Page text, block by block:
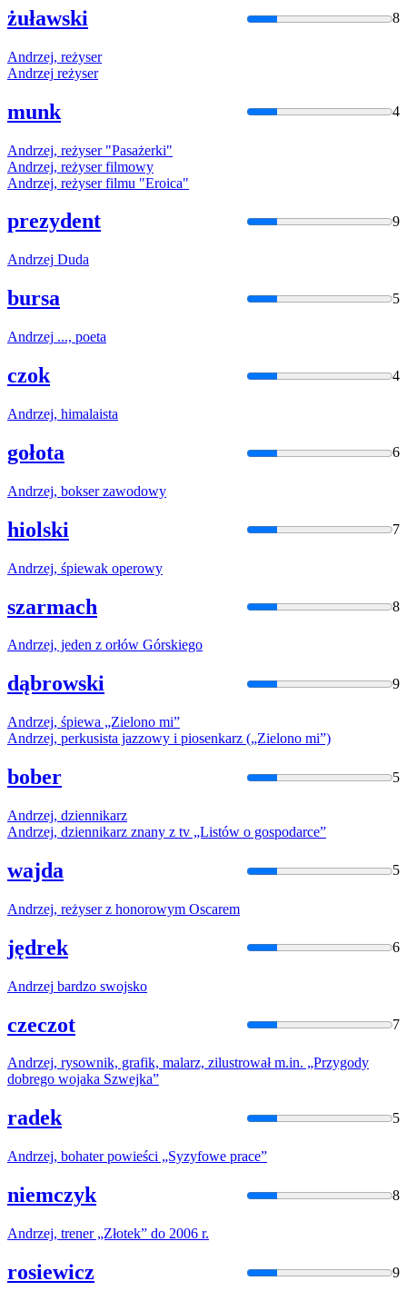
żuławski 8
Andrzej, reżyser
Andrzej reżyser
munk 4
Andrzej, reżyser "Pasażerki"
Andrzej, reżyser filmowy
Andrzej, reżyser filmu "Eroica"
prezydent 9
Andrzej Duda
bursa 5
Andrzej ..., poeta
czok 4
Andrzej, himalaista
gołota 6
Andrzej, bokser zawodowy
hiolski 7
Andrzej, śpiewak operowy
szarmach 8
Andrzej, jeden z orłów Górskiego
dąbrowski 9
Andrzej, śpiewa „Zielono mi”
Andrzej, perkusista jazzowy i piosenkarz („Zielono mi”)
bober 5
Andrzej, dziennikarz
Andrzej, dziennikarz znany z tv „Listów o gospodarce”
wajda 5
Andrzej, reżyser z honorowym Oscarem
jędrek 6
Andrzej bardzo swojsko
czeczot 7
Andrzej, rysownik, grafik, malarz, zilustrował m.in. „Przygody
dobrego wojaka Szwejka”
radek 5
Andrzej, bohater powieści „Syzyfowe prace”
niemczyk 8
Andrzej, trener „Złotek” do 2006 r.
rosiewicz 9